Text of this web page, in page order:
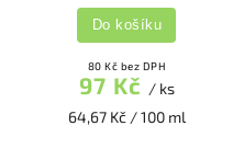
80 Kč bez DPH
97 Kč / ks
64,67 Kč / 100 ml
Do košíku